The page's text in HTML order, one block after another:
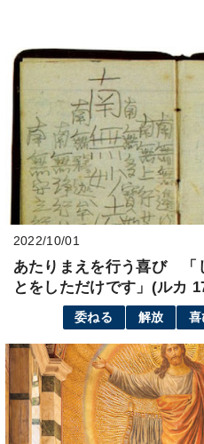
2022/10/01
あたりまえを行う喜び 「
とをしただけです」(ルカ
委ねる 解放 喜